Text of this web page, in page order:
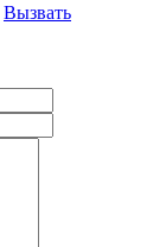
Вызвать